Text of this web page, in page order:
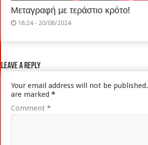
Μεταγραφή με τεράστιο κρότο!
18:24 - 20/08/2024
Leave a Reply
Your email address will not be published.
are marked*
Comment*